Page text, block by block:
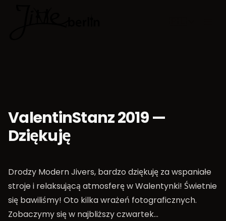
ValentinStanz 2019 —
Dziękuję
Drodzy Modern Jivers, bardzo dziękuję za wspaniałe
stroje i relaksującą atmosferę w Walentynki! Świetnie
się bawiliśmy! Oto kilka wrażeń fotograficznych.
Zobaczymy się w najbliższy czwartek…